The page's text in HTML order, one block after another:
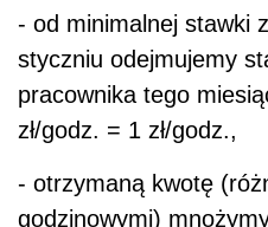
- od minimalnej stawki
styczniu odejmujemy
pracownika tego
zł/godz. = 1 zł/godz.,
- otrzymaną kwotę
godzinowymi)